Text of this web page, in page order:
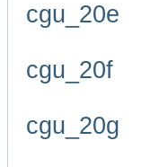
cgu_20e
cgu_20f
cgu_20g